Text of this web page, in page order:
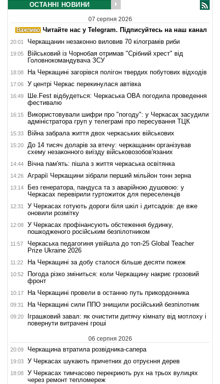
ОСТАННІ НОВИНИ
07 серпня 2026
Читайте нас у Telegram. Підписуйтесь на наш канал
20:01 Черкащанин незаконно виловив 70 кілограмів риби
19:05
Військовий із Чорнобая отримав "Срібний хрест" від
Головнокомандувача ЗСУ
18:08 На Черкащині загорівся полігон твердих побутових відходів
17:06 У центрі Черкас перекинулася автівка
16:49
Ше.Fest відбудеться: Черкаська ОВА погодила проведення
фестивалю
16:15
Використовували шифри про "погоду": у Черкасах засудили
адміністратора груп у телеграмі про пересування ТЦК
15:33 Війна забрала життя двох черкаських військових
15:20
До 14 тисяч доларів за втечу: черкащанин організував
схему незаконного виїзду військовозобов'язаних
14:44 Вічна пам'ять: пішла з життя черкаська освітянка
14:26 Аграрії Черкащини зібрали перший мільйон тонн зерна
13:14
Без генератора, пандуса та з аварійною душовою: у
Черкасах перевірили гуртожиток для переселенців
12:31
У Черкасах готують дороги біля шкіл і дитсадків: де вже
оновили розмітку
12:08
У Черкасах профінансують обстеження будинку,
пошкодженого російським безпілотником
11:57
Черкаська педагогиня увійшла до топ-25 Global Teacher
Prize Ukraine 2026
11:22 На Черкащині за добу сталося більше десяти пожеж
10:52
Погода різко зміниться: коли Черкащину накриє грозовий
фронт
10:17 На Черкащині провели в останню путь прикордонника
09:31 На Черкащині сили ППО знищили російський безпілотник
09:20
Іграшковий завал: як очистити дитячу кімнату від мотлоху і
повернути витрачені гроші
06 серпня 2026
20:09 Черкащина втратила розвідника-сапера
19:03 У Черкасах шукають причетних до отруєння дерев
18:08
У Черкасах тимчасово перекриють рух на трьох вулицях
через ремонт тепломереж